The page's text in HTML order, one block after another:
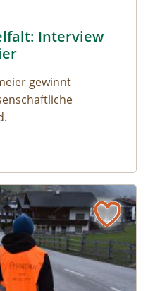
die Vielfalt: Interview mit
Interview
gewinnt